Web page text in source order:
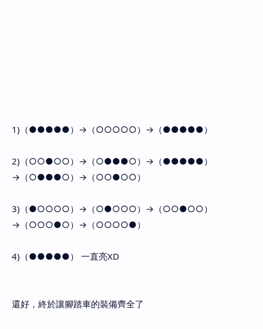
1)（●●●●●）→（○○○○○）→（●●●●●）
2)（○○●○○）→（○●●●○）→（●●●●●）
→（○●●●○）→（○○●○○）
3)（●○○○○）→（○●○○○）→（○○●○○）
→（○○○●○）→（○○○○●）
4)（●●●●●） 一直亮XD
還好，終於讓腳踏車的裝備齊全了